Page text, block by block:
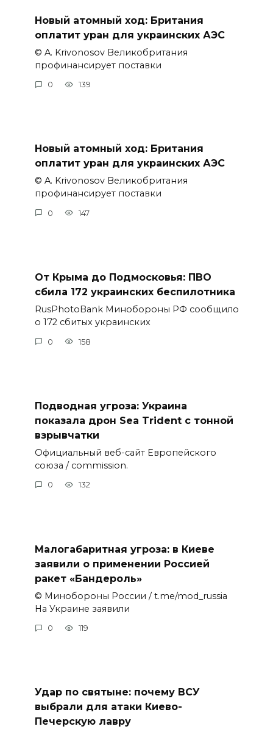
Новый атомный ход: Британия
оплатит уран для украинских АЭС
© A. Krivonosov Великобритания
профинансирует поставки
0 139
Новый атомный ход: Британия
оплатит уран для украинских АЭС
© A. Krivonosov Великобритания
профинансирует поставки
0 147
От Крыма до Подмосковья: ПВО
сбила 172 украинских беспилотника
RusPhotoBank Минобороны РФ сообщило
о 172 сбитых украинских
0 158
Подводная угроза: Украина
показала дрон Sea Trident с тонной
взрывчатки
Официальный веб-сайт Европейского
союза / commission.
0 132
Малогабаритная угроза: в Киеве
заявили о применении Россией
ракет «Бандероль»
© Минобороны России / t.me/mod_russia
На Украине заявили
0 119
Удар по святыне: почему ВСУ
выбрали для атаки Киево-
Печерскую лавру